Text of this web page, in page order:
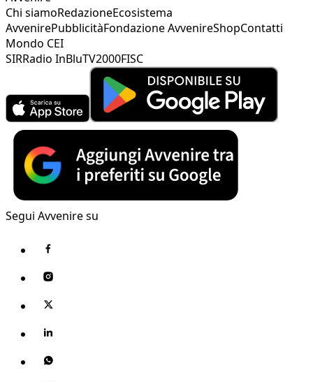
Chi siamoRedazioneEcosistema
AvvenirePubblicitàFondazione AvvenireShopContatti
Mondo CEI
SIRRadio InBluTV2000FISC
Segui Avvenire su